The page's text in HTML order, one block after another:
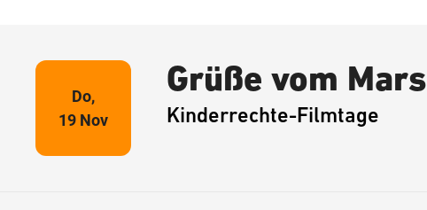
Do,
19 Nov
Grüße vom Mars
Kinderrechte-Filmtage